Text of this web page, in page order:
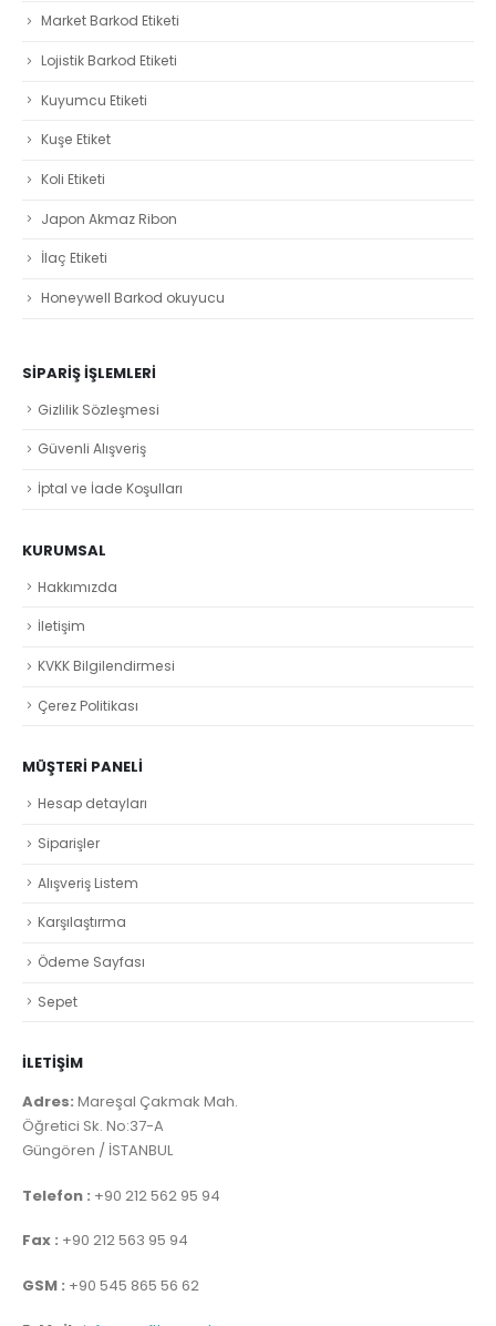
Market Barkod Etiketi
Lojistik Barkod Etiketi
Kuyumcu Etiketi
Kuşe Etiket
Koli Etiketi
Japon Akmaz Ribon
İlaç Etiketi
Honeywell Barkod okuyucu
SIPARIŞ İŞLEMLERI
Gizlilik Sözleşmesi
Güvenli Alışveriş
İptal ve İade Koşulları
KURUMSAL
Hakkımızda
İletişim
KVKK Bilgilendirmesi
Çerez Politikası
MÜŞTERI PANELI
Hesap detayları
Siparişler
Alışveriş Listem
Karşılaştırma
Ödeme Sayfası
Sepet
İLETİŞİM
Adres: Mareşal Çakmak Mah.
Öğretici Sk. No:37-A
Güngören / İSTANBUL
Telefon : +90 212 562 95 94
Fax : +90 212 563 95 94
GSM : +90 545 865 56 62